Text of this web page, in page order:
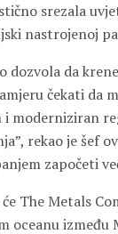
srezala
nastrojenoj
dozvola da
čekati da
i moderniziran
rekao je šef
započeti
The Metals
oceanu između